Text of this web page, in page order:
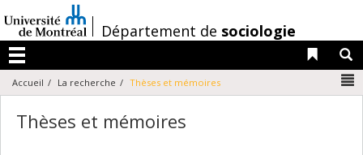
au
contenu
/Département de sociologie
Menu
Liens
Accueil La recherche Thèses et mémoires
Thèses et mémoires